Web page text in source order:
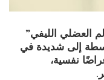
العضلي الليفي”
إلى شديدة في
نفسية،